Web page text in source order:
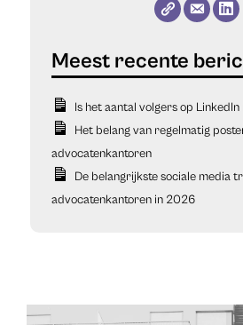
Is het aantal volgers op LinkedIn
Het belang van regelmatig
advocatenkantoren
De belangrijkste sociale media
advocatenkantoren in 2026